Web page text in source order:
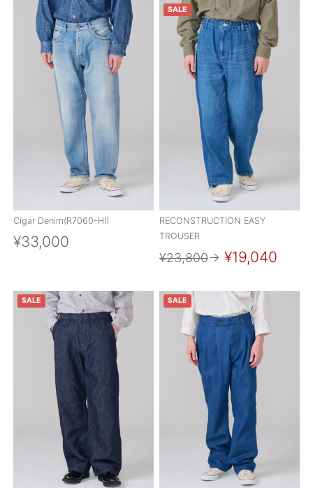
Cigar Denim(R7060-HI)
¥33,000
SALE
RECONSTRUCTION EASY
TROUSER
¥23,800→ ¥19,040
SALE SALE